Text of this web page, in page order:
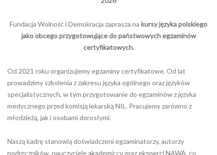
Fundacja Wolność i Demokracja zaprasza na kursy języka polskiego
jako obcego przygotowujące do państwowych egzaminów
certyfikatowych.
Od 2021 roku organizujemy egzaminy certyfikatowe. Od lat
prowadzimy szkolenia z zakresu języka ogólnego oraz języków
specjalistycznych, w tym przygotowanie do egzaminów z języka
medycznego przed komisją lekarską NIL. Pracujemy zarówno z
młodzieżą, jak i osobami dorosłymi.
Naszą kadrę stanowią doświadczeni egzaminatorzy, autorzy
podręczników, nauczyciele akademiccy oraz eksperci NAWA, co